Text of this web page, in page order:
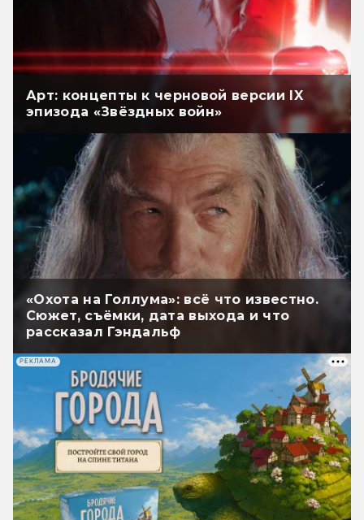
Арт: концепты к черновой версии IX
эпизода «Звёздных войн»
«Охота на Голлума»: всё что известно.
Сюжет, съёмки, дата выхода и что
рассказал Гэндальф
РЕКЛАМА